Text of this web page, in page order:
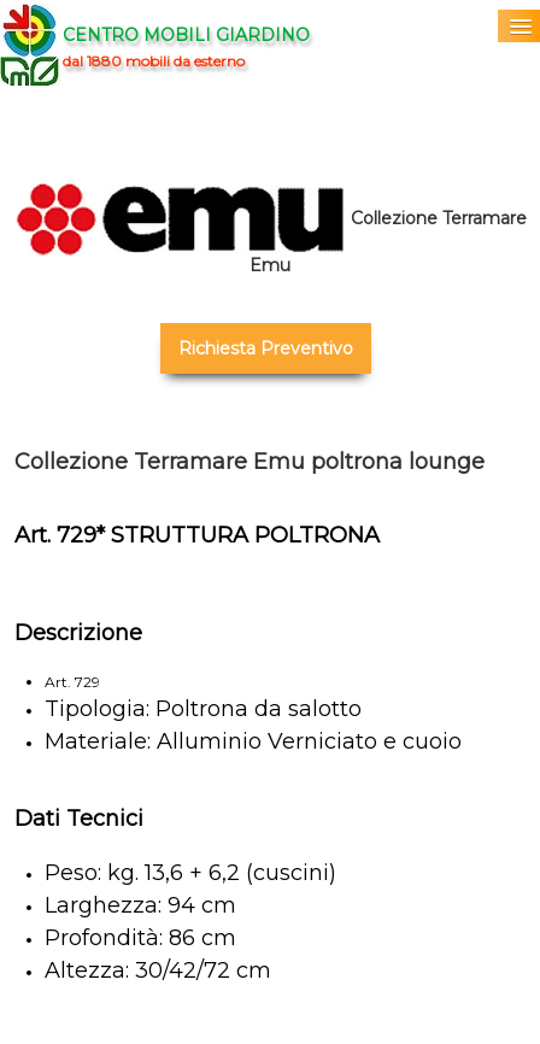
CENTRO MOBILI GIARDINO
dal 1880 mobili da esterno
Marchi ▼
Collezione Terramare
Emu
Richiesta Preventivo
Collezione Terramare Emu poltrona lounge
Art. 729* STRUTTURA POLTRONA
Descrizione
Art. 729
Tipologia: Poltrona da salotto
Materiale: Alluminio Verniciato e cuoio
Dati Tecnici
Peso: kg. 13,6 + 6,2 (cuscini)
Larghezza: 94 cm
Profondità: 86 cm
Altezza: 30/42/72 cm